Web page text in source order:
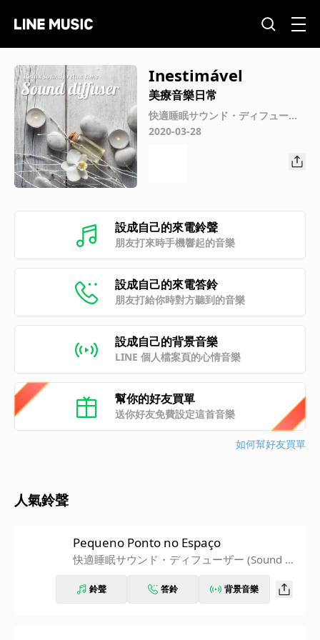
Inestimável
美療音樂日常
快適睡眠サウンド・ディフューザ
ー (Sound Diffuser)
2020-03-28
設成自己的來電鈴聲
朋友打來時手機響起的音樂
設成自己的來電答鈴
朋友打給你時對方聽到的音樂
設成自己的背景音樂
LINE 個人檔案頁的心情音樂
幫你的好友買單
送你好友免費設定這首音樂
如何幫好友買單
人氣鈴聲
Pequeno Ponto no Espaço
快適睡眠サウンド・ディフューザー (Sound Di
鈴聲 答鈴 背景音樂